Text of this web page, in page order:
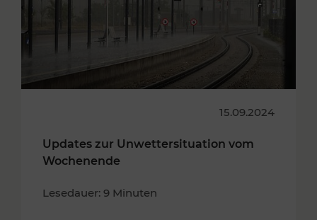
15.09.2024
Updates zur Unwettersituation vom
Wochenende
Lesedauer: 9 Minuten